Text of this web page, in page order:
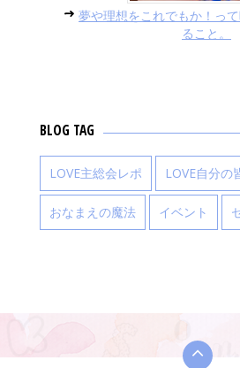
夢や理想をこれでもか！っ
ること。
BLOG TAG
LOVE主総会レポ LOVE自分の
おなまえの魔法 イベント